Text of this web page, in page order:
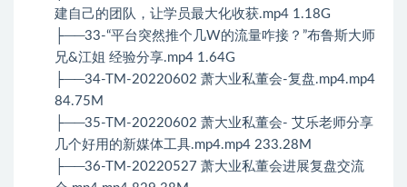
建自己的团队，让学员最大化收获.mp4 1.18G
├──33-“平台突然推个几W的流量咋接？”布鲁斯大师
兄&江姐 经验分享.mp4 1.64G
├──34-TM-20220602 萧大业私董会-复盘.mp4.mp4
84.75M
├──35-TM-20220602 萧大业私董会- 艾乐老师分享
几个好用的新媒体工具.mp4.mp4 233.28M
├──36-TM-20220527 萧大业私董会进展复盘交流